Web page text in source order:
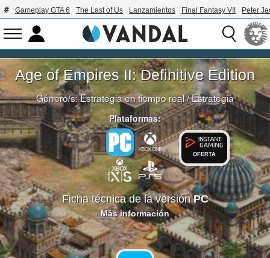
Gameplay GTA 6 The Last of Us Lanzamientos Final Fantasy VII Peter
Age of Empires II: Definitive Edition
Género/s:Estrategia en tiempo real/Estrategia
Plataformas:
OFERTA
Ficha técnica de la versiónPC
Más información